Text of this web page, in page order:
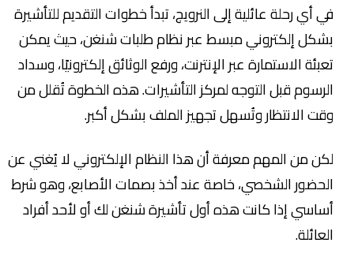
في أي رحلة عائلية إلى النرويج، تبدأ خطوات التقديم للتأشيرة
بشكل إلكتروني مبسط عبر نظام طلبات شنغن، حيث يمكن
تعبئة الاستمارة عبر الإنترنت، ورفع الوثائق إلكترونيًا، وسداد
الرسوم قبل التوجه لمركز التأشيرات. هذه الخطوة تُقلل من
وقت الانتظار وتُسهل تجهيز الملف بشكل أكبر.
لكن من المهم معرفة أن هذا النظام الإلكتروني لا يُغني عن
الحضور الشخصي، خاصة عند أخذ بصمات الأصابع، وهو شرط
أساسي إذا كانت هذه أول تأشيرة شنغن لك أو لأحد أفراد
العائلة.